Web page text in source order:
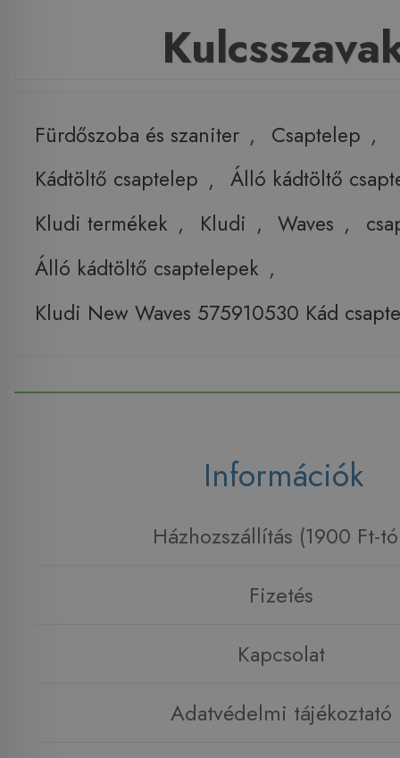
Fürdőszoba és szaniter , Csaptelep ,
Kádtöltő csaptelep , Álló kádtöltő
Kludi termékek , Kludi , Waves ,
Álló kádtöltő csaptelepek ,
Kludi New Waves 575910530 Kád
Információk
Házhozszállítás (1900 Ft-
Fizetés
Kapcsolat
Adatvédelmi tájékoztató